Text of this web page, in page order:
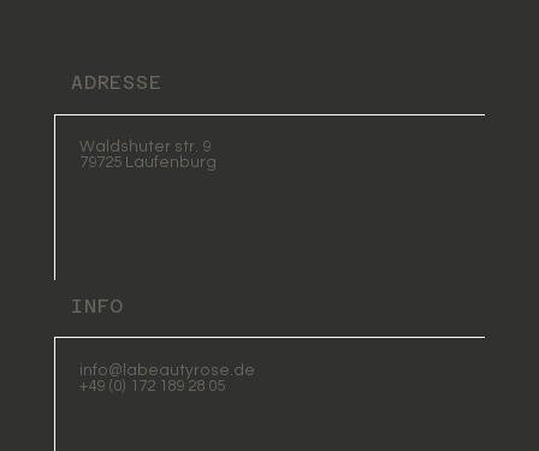
ADRESSE
Waldshuter str. 9
79725 Laufenburg
INFO
info@labeautyrose.de
+49 (0) 172 189 28 05